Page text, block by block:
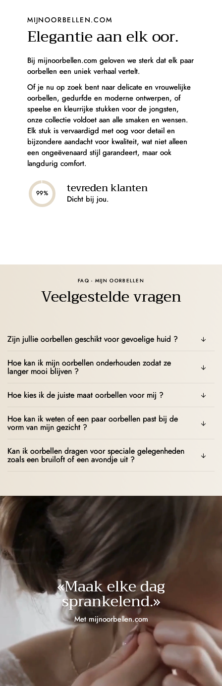
MIJNOORBELLEN.COM
Elegantie aan elk oor.
Bij mijnoorbellen.com geloven we sterk dat elk paar
oorbellen een uniek verhaal vertelt.
Of je nu op zoek bent naar delicate en vrouwelijke
oorbellen, gedurfde en moderne ontwerpen, of
speelse en kleurrijke stukken voor de jongsten,
onze collectie voldoet aan alle smaken en wensen.
Elk stuk is vervaardigd met oog voor detail en
bijzondere aandacht voor kwaliteit, wat niet alleen
een ongeëvenaard stijl garandeert, maar ook
langdurig comfort.
99% tevreden klanten
Dicht bij jou.
FAQ - MIJN OORBELLEN
Veelgestelde vragen
Zijn jullie oorbellen geschikt voor gevoelige huid ?
Hoe kan ik mijn oorbellen onderhouden zodat ze
langer mooi blijven ?
Hoe kies ik de juiste maat oorbellen voor mij ?
Hoe kan ik weten of een paar oorbellen past bij de
vorm van mijn gezicht ?
Kan ik oorbellen dragen voor speciale gelegenheden
zoals een bruiloft of een avondje uit ?
«Maak elke dag
sprankelend.»
Met mijnoorbellen.com